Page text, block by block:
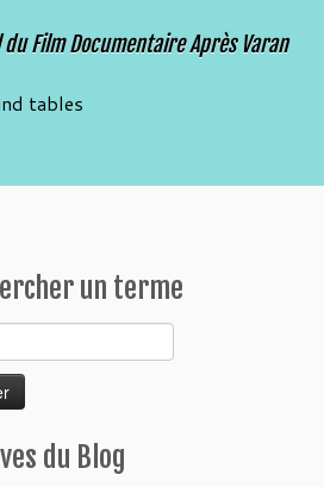
Film Documentaire Après Varan
tables
un terme
du Blog